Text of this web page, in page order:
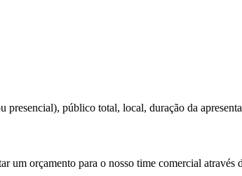
público total, local, duração da
um orçamento para o nosso time comercial